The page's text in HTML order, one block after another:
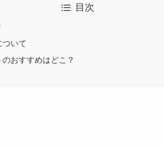
目次
いて
おすすめはどこ？